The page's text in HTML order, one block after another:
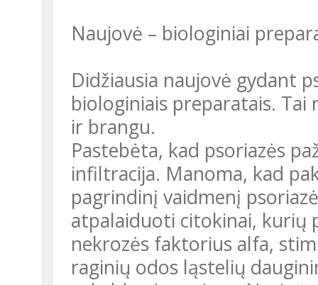
Naujovė – biologiniai
Didžiausia naujovė gydant
biologiniais preparatais.
ir brangu.
Pastebėta, kad psoriazės
infiltracija. Manoma, kad
pagrindinį vaidmenį
atpalaiduoti citokinai, kurių
nekrozės faktorius alfa,
raginių odos ląstelių